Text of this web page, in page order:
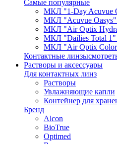
Самые популярные
МКЛ "1-Day Acuvue
МКЛ "Acuvue Oasys"
МКЛ "Air Optix
МКЛ "Dailies Total 1"
МКЛ "Air Optix
Контактные линзы
Растворы и аксессуары
Для контактных линз
Растворы
Увлажняющие капли
Контейнер для
Бренд
Alcon
BioTrue
Optimed